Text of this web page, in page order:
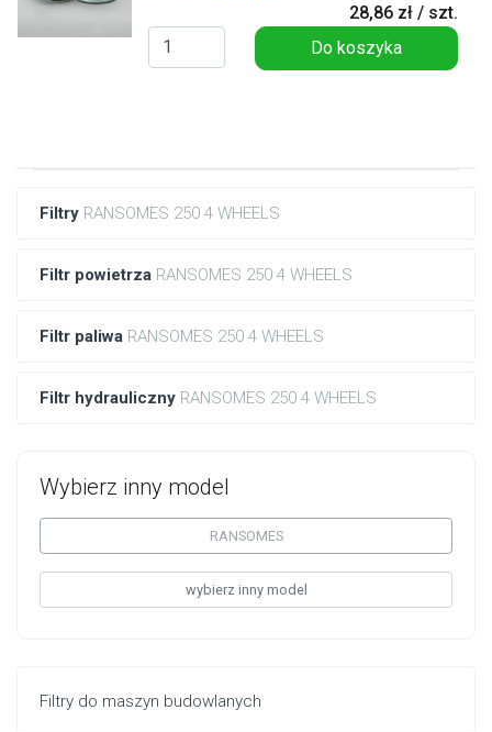
Filtry RANSOMES 250 4 WHEELS
Filtr powietrza RANSOMES 250 4 WHEELS
Filtr paliwa RANSOMES 250 4 WHEELS
Filtr hydrauliczny RANSOMES 250 4 WHEELS
Wybierz inny model
RANSOMES
wybierz inny model
Filtry do maszyn budowlanych
28,86 zł / szt.
Do koszyka